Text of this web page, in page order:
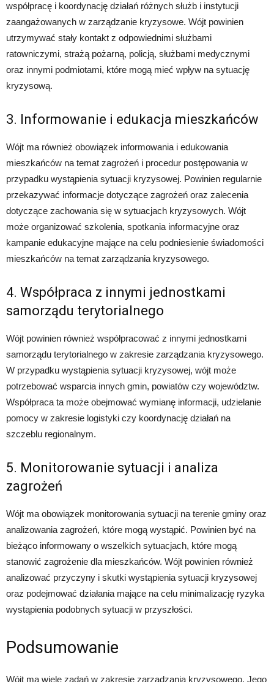
współpracę i koordynację działań różnych służb i instytucji
zaangażowanych w zarządzanie kryzysowe. Wójt powinien
utrzymywać stały kontakt z odpowiednimi służbami
ratowniczymi, strażą pożarną, policją, służbami medycznymi
oraz innymi podmiotami, które mogą mieć wpływ na sytuację
kryzysową.
3. Informowanie i edukacja mieszkańców
Wójt ma również obowiązek informowania i edukowania
mieszkańców na temat zagrożeń i procedur postępowania w
przypadku wystąpienia sytuacji kryzysowej. Powinien regularnie
przekazywać informacje dotyczące zagrożeń oraz zalecenia
dotyczące zachowania się w sytuacjach kryzysowych. Wójt
może organizować szkolenia, spotkania informacyjne oraz
kampanie edukacyjne mające na celu podniesienie świadomości
mieszkańców na temat zarządzania kryzysowego.
4. Współpraca z innymi jednostkami
samorządu terytorialnego
Wójt powinien również współpracować z innymi jednostkami
samorządu terytorialnego w zakresie zarządzania kryzysowego.
W przypadku wystąpienia sytuacji kryzysowej, wójt może
potrzebować wsparcia innych gmin, powiatów czy województw.
Współpraca ta może obejmować wymianę informacji, udzielanie
pomocy w zakresie logistyki czy koordynację działań na
szczeblu regionalnym.
5. Monitorowanie sytuacji i analiza
zagrożeń
Wójt ma obowiązek monitorowania sytuacji na terenie gminy oraz
analizowania zagrożeń, które mogą wystąpić. Powinien być na
bieżąco informowany o wszelkich sytuacjach, które mogą
stanowić zagrożenie dla mieszkańców. Wójt powinien również
analizować przyczyny i skutki wystąpienia sytuacji kryzysowej
oraz podejmować działania mające na celu minimalizację ryzyka
wystąpienia podobnych sytuacji w przyszłości.
Podsumowanie
Wójt ma wiele zadań w zakresie zarządzania kryzysowego. Jego